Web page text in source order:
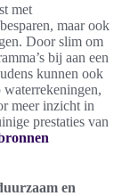
met
maar ook
Door slim om
bij aan een
kunnen ook
meer inzicht in
prestaties van
en